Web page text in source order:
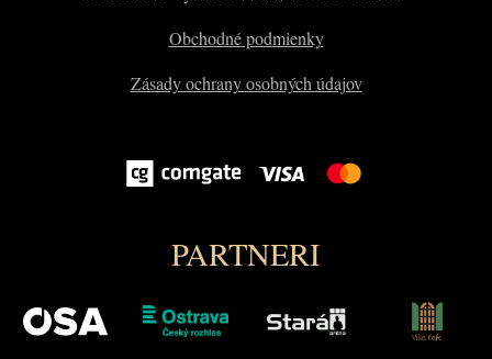
Obchodné podmienky
Zásady ochrany osobných údajov
PARTNERI